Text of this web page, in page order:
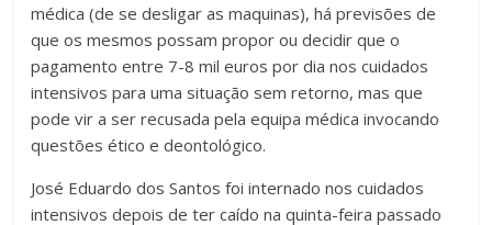
médica (de se desligar as maquinas), há previsões de
que os mesmos possam propor ou decidir que o
pagamento entre 7-8 mil euros por dia nos cuidados
intensivos para uma situação sem retorno, mas que
pode vir a ser recusada pela equipa médica invocando
questões ético e deontológico.
José Eduardo dos Santos foi internado nos cuidados
intensivos depois de ter caído na quinta-feira passado